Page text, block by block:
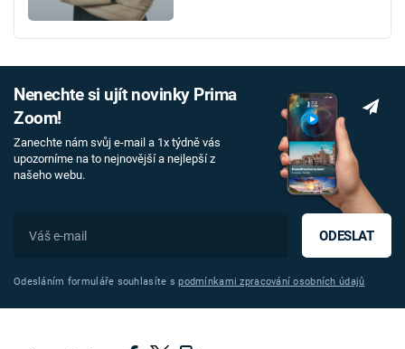
Nenechte si ujít novinky Prima
Zoom!
Zanechte nám svůj e-mail a 1x týdně vás
upozorníme na to nejnovější a nejlepší z
našeho webu.
ODESLAT
Odesláním formuláře souhlasíte spodmínkami zpracování osobních údajů